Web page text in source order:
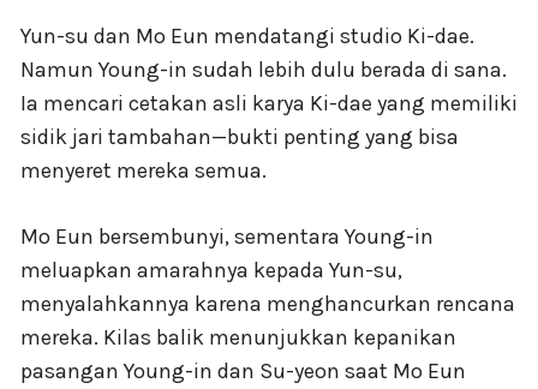
Yun-su dan Mo Eun mendatangi studio Ki-dae.
Namun Young-in sudah lebih dulu berada di sana.
Ia mencari cetakan asli karya Ki-dae yang memiliki
sidik jari tambahan—bukti penting yang bisa
menyeret mereka semua.
Mo Eun bersembunyi, sementara Young-in
meluapkan amarahnya kepada Yun-su,
menyalahkannya karena menghancurkan rencana
mereka. Kilas balik menunjukkan kepanikan
pasangan Young-in dan Su-yeon saat Mo Eun